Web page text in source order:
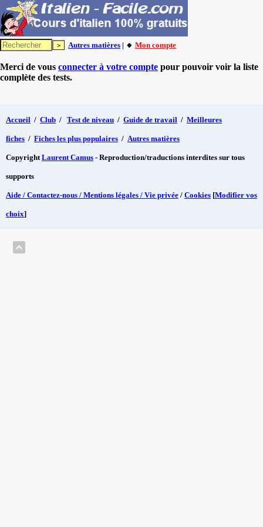
Autres matières | 🔸 Mon compte
Merci de vous connecter à votre compte pour pouvoir voir la liste
complète des tests.
Accueil / Club / Test de niveau / Guide de travail / Meilleures
fiches / Fiches les plus populaires / Autres matières
CopyrightLaurent Camus - Reproduction/traductions interdites sur tous
supports
Aide / Contactez-nous / Mentions légales / Vie privée / Cookies [Modifier vos
choix]